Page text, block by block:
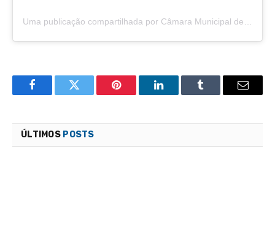
FacebookTwitter Pinterest LinkedInTumblr Email
ÚLTIMOS POSTS